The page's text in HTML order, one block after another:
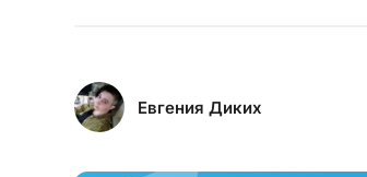
Евгения Диких